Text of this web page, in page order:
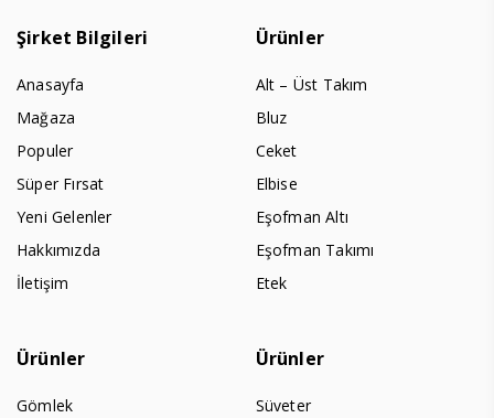
Şirket Bilgileri
Anasayfa
Mağaza
Populer
Süper Fırsat
Yeni Gelenler
Hakkımızda
İletişim
Ürünler
Alt – Üst Takım
Bluz
Ceket
Elbise
Eşofman Altı
Eşofman Takımı
Etek
Ürünler
Gömlek
Ürünler
Süveter